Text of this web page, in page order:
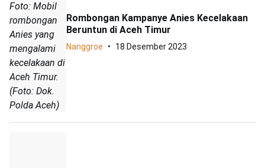
Foto: Mobil
rombongan
Anies yang
mengalami
kecelakaan di
Aceh Timur.
(Foto: Dok.
Polda Aceh)
Rombongan Kampanye Anies Kecelakaan
Beruntun di Aceh Timur
Nanggroe 18 Desember 2023